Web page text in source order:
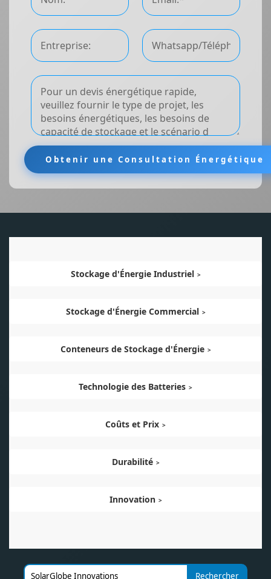
Stockage d'Énergie Industriel
Stockage d'Énergie Commercial
Conteneurs de Stockage d'Énergie
Technologie des Batteries
Coûts et Prix
Durabilité
Innovation
Rechercher